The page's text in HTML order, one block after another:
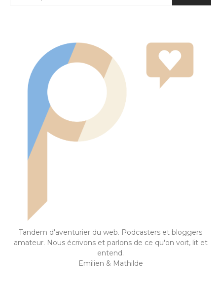
Tandem d'aventurier du web. Podcasters et bloggers
amateur. Nous écrivons et parlons de ce qu'on voit, lit et
entend.
Emilien & Mathilde